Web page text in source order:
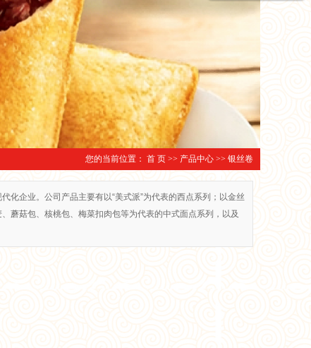
您的当前位置： 首 页 >> 产品中心 >> 银丝卷
化企业。公司产品主要有以“美式派”为代表的西点系列；以金丝
蘑菇包、核桃包、梅菜扣肉包等为代表的中式面点系列，以及